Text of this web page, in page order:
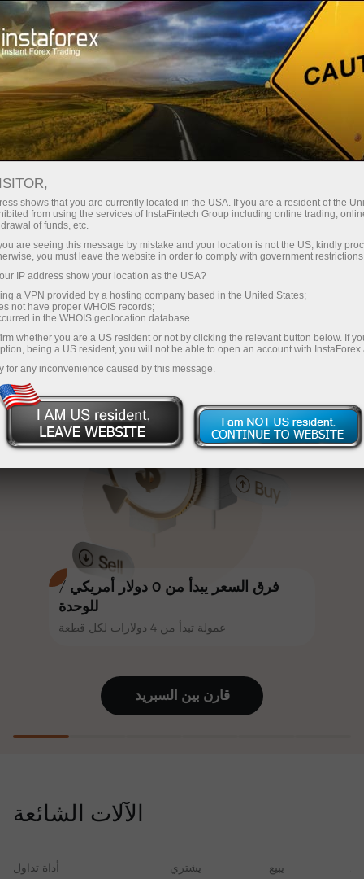
InstaForex
فرق السعر يبدأ من 0 دولار أمريكي /
للوحدة
عمولة تبدأ من 4 دولارات لكل قطعة
مع إنستا فوركس، يمكنك الوصول إلى
إلى 1:5000، وبعض من أفضل فروق
الأسعار والعمولات في السوق، وظروف
مواتية لتداول الأسهم والمؤشرات
فوركس الحصول على مكافأة تصل إلى
30% على إيداعه، والاستفادة من
عروض ترويجية وعروض خاصة أخرى.
تتشارك سرعة المسار وسرعة التداول
نفس القيم. يُضفي أليش لوبرايس
عناصر الحماس والانضباط على عالم
التداول، ويعمل كشريك يُلهم العملاء
لتحقيق أهداف طموحة.
إنستا فوركس على هاتف آيفون أو ماك
بوك أو رحلة أحلامه بمجرد إيداعه مبلغًا
من المال.
خسائرك ويضمن لك مضاعفة أرباحك
ثلاث مرات خلال ستة أشهر. تداول
صغير الحجم
30% مكافأة
لكل إيداع
سرعة
في التجارة وعلى الطريق السريع
جائزة هديتك الشخصية الكبرى
قم بإيداع المبلغ في حسابك باستخدام $333 — اختر هدية
تصل قيمتها إلى $1,500
تداول بدون مخاطرة -
نحن نضمن أرباحك
مكافأة تصل إلى 1000 ضعف - أكبر
قارن بين السبرید
الآلات الشائعة
أداة تداول يشتري يبيع
shows that you are currently located in the USA. If you are a resident of the
from using the services of InstaFintech Group including online trading,
of funds, etc.
are seeing this message by mistake and your location is not the US, kindly
you must leave the website in order to comply with government
IP address show your location as the USA?
a VPN provided by a hosting company based in the United States;
not have proper WHOIS records;
in the WHOIS geolocation database.
whether you are a US resident or not by clicking the relevant button below. If
being a US resident, you will not be able to open an account with InstaForex
for any inconvenience caused by this message.